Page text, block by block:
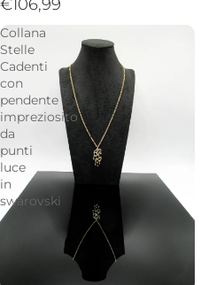
€106,99
Collana
Stelle
Cadenti
con
pendente
impreziosito
da
punti
luce
in
swarovski